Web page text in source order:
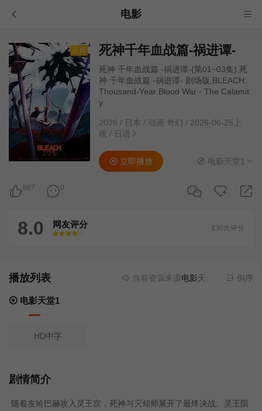
电影
正片 死神千年血战篇-祸进谭-
死神 千年血战篇 -祸进谭-(第01~03集),死
神 千年血战篇 -祸进谭- 剧场版,BLEACH:
Thousand-Year Blood War - The Calamit
y
2026 / 日本 / 动画 奇幻 / 2026-06-25上
映 / 日语
867 0
立即播放 电影天堂1
8.0 网友评分
很差
较差还行推荐力荐
830次评分
播放列表 当前资源来源电影天堂1 - 无需安装
倒序
电影天堂1
HD中字
剧情简介
随着友哈巴赫攻入灵王宫，死神与灭却师展开了最终决战。灵王陨